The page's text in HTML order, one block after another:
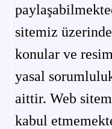
sitemiz
konular ve
yasal
aittir. Web
kabul